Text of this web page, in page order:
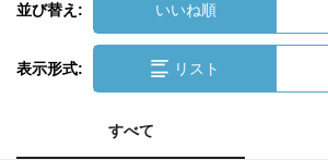
並び替え: いいね順
表示形式: リスト
すべて